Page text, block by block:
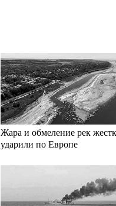
Жара и обмеление рек
ударили по Европе